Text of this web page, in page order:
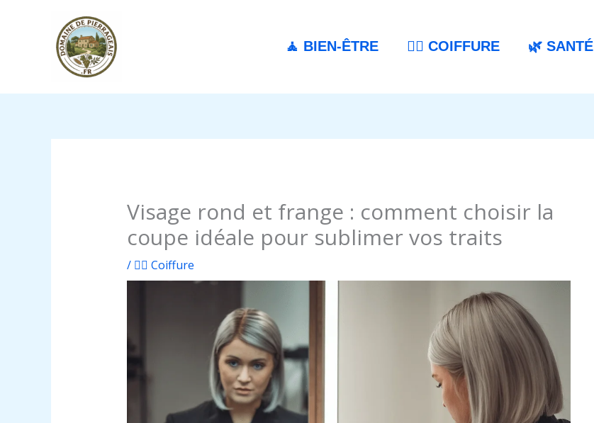
🧘 BIEN-ÊTRE 💇‍♀️ COIFFURE 🌿 SANTÉ
Visage rond et frange : comment choisir la
coupe idéale pour sublimer vos traits
/ 💇‍♀️ Coiffure